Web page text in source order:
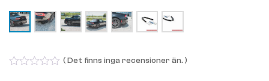
( Det finns inga recensioner än. )